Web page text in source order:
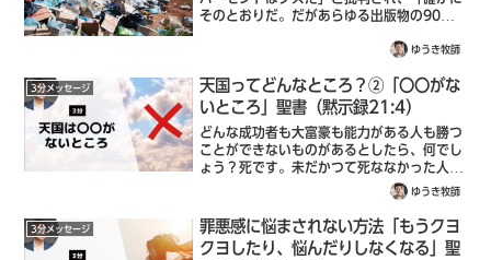
そのとおりだ。だがあらゆる出版物の90パ
い」と答えました。「世の中の90%のものは
言...
ゆうき牧師
3分メッセージ
天国ってどんなところ？②「〇〇がな
いところ」聖書（黙示録21:4）
どんな成功者も大富豪も能力がある人も勝つ
ことができないものがあるとしたら、何でし
ょう？死です。未だかつて死ななかった人は
この世にはいませんでした。2019年の1年
間に亡くなった日本人は約138万人であり、
世界では毎年約5500万人が亡くなっ...
ゆうき牧師
3分メッセージ
罪悪感に悩まされない方法「もうクヨ
クヨしたり、悩んだりしなくなる」聖